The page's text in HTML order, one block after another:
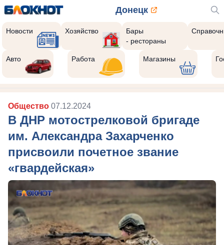
Донецк
Новости Хозяйство
Бары
- рестораны
Авто Работа Магазины
Общество 07.12.2024
В ДНР мотострелковой бригаде
им. Александра Захарченко
присвоили почетное звание
«гвардейская»